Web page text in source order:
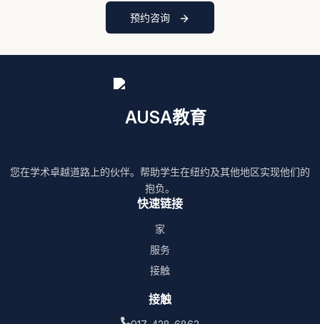
预约咨询
AUSA教育
您在学术卓越道路上的伙伴。帮助学生在纽约及其他地区实现他们的
抱负。
快速链接
家
服务
接触
接触